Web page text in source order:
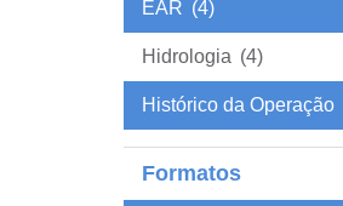
EAR (4)
Hidrologia (4)
Histórico da Operação
Formatos